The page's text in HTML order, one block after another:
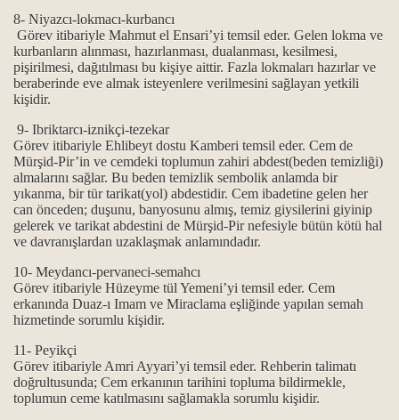
8- Niyazcı-lokmacı-kurbancı
Görev itibariyle Mahmut el Ensari’yi temsil eder. Gelen lokma ve
kurbanların alınması, hazırlanması, dualanması, kesilmesi,
pişirilmesi, dağıtılması bu kişiye aittir. Fazla lokmaları hazırlar ve
beraberinde eve almak isteyenlere verilmesini sağlayan yetkili
kişidir.
9- Ibriktarcı-iznikçi-tezekar
Görev itibariyle Ehlibeyt dostu Kamberi temsil eder. Cem de
Mürşid-Pir’in ve cemdeki toplumun zahiri abdest(beden temizliği)
almalarını sağlar. Bu beden temizlik sembolik anlamda bir
yıkanma, bir tür tarikat(yol) abdestidir. Cem ibadetine gelen her
can önceden; duşunu, banyosunu almış, temiz giysilerini giyinip
gelerek ve tarikat abdestini de Mürşid-Pir nefesiyle bütün kötü hal
ve davranışlardan uzaklaşmak anlamındadır.
10- Meydancı-pervaneci-semahcı
Görev itibariyle Hüzeyme tül Yemeni’yi temsil eder. Cem
erkanında Duaz-ı Imam ve Miraclama eşliğinde yapılan semah
hizmetinde sorumlu kişidir.
11- Peyikçi
Görev itibariyle Amri Ayyari’yi temsil eder. Rehberin talimatı
doğrultusunda; Cem erkanının tarihini topluma bildirmekle,
toplumun ceme katılmasını sağlamakla sorumlu kişidir.
kılınmış” deyimi
hakkında...